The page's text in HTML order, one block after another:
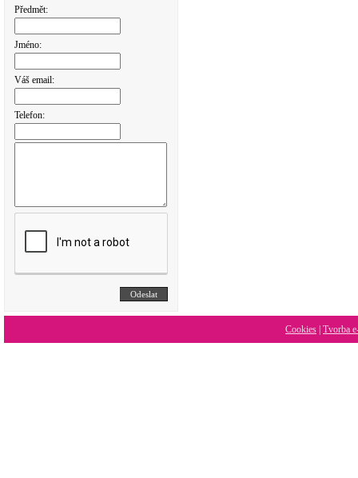
Předmět:
Jméno:
Váš email:
Telefon:
Cookies Tvorba